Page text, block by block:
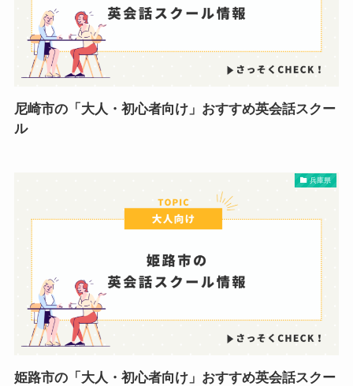
尼崎市の「大人・初心者向け」おすすめ英会話スクー
ル
兵庫県
姫路市の「大人・初心者向け」おすすめ英会話スクー